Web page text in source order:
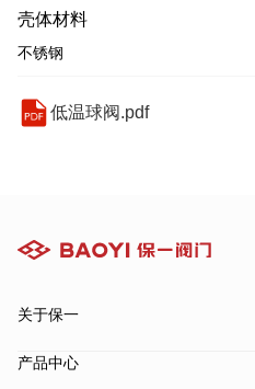
壳体材料
不锈钢
低温球阀.pdf
关于保一
产品中心